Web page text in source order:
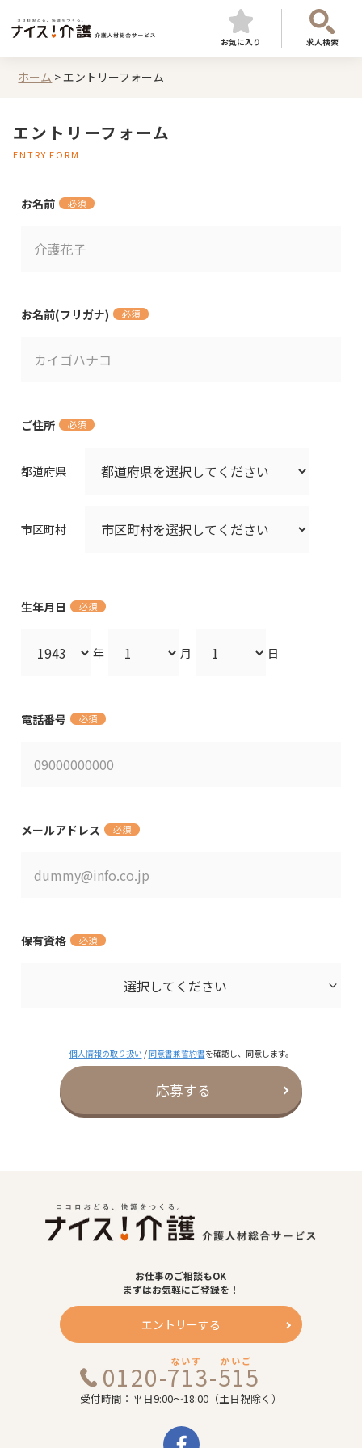
お気に入り 求人検索
ホーム >エントリーフォーム
エントリーフォーム
ENTRY FORM
お名前 必須
お名前(フリガナ) 必須
ご住所 必須
都道府県
市区町村
生年月日 必須
年 月 日
電話番号 必須
メールアドレス 必須
保有資格 必須
個人情報の取り扱い / 同意書兼誓約書を確認し、同意します。
お仕事のご相談もOK
まずはお気軽にご登録を！
エントリーする
0120-713-515
ないす かいご
受付時間：平日9:00～18:00（土日祝除く）